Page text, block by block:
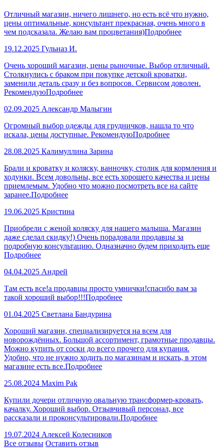
Отличный магазин, ничего лишнего, но есть всё что нужно,
цены оптимальные, консультант прекрасная, очень много в
чем подсказала. Желаю вам процветания)Подробнее
19.12.2025 Гульназ И.
Очень хороший магазин, цены рыночные. Выбор отличный.
Столкнулись с браком при покупке детской кроватки,
заменили деталь сразу и без вопросов. Сервисом доволен.
РекомендуюПодробнее
02.09.2025 Александр Малыгин
Огромный выбор одежды для грудничков, нашла то что
искала, цены доступные. РекомендуюПодробнее
28.08.2025 Калимуллина Зарина
Брали и кроватку и коляску, ванночку, столик для кормления и
ходунки. Всем довольны, все есть хорошего качества и цены
приемлемым. Удобно что можно посмотреть все на сайте
заранее.Подробнее
19.06.2025 Кристина
Приобрели с женой коляску для нашего малыша. Магазин
даже сделал скидку!) Очень порадовали продавцы за
подробную консультацию. Одназначно будем приходить еще
Подробнее
04.04.2025 Андрей
Там есть все!а продавцы просто умнички!спасибо вам за
такой хороший выбор!!!Подробнее
01.04.2025 Светлана Бандурина
Хороший магазин, специализируется на всем для
новорождённых. Большой ассортимент, грамотные продавцы.
Можно купить от соски до всего прочего для купания.
Удобно, что не нужно ходить по магазинам и искать, в этом
магазине есть все.Подробнее
25.08.2024 Maxim Pak
Купили дочери отличную овальную трансформер-кровать,
качалку. Хороший выбор. Отзывчивый персонал, все
рассказали и проконсультировали.Подробнее
19.07.2024 Алексей Колесников
Все отзывы Оставить отзыв